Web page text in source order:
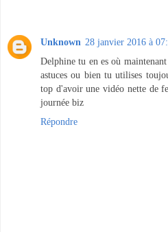
Unknown 28 janvier 2016 à
Delphine tu en es où
astuces ou bien tu utilises
top d'avoir une vidéo nette de
journée biz
Répondre